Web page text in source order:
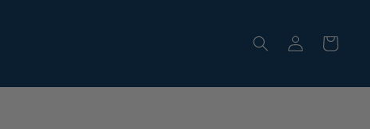
EinloggenWarenkorb